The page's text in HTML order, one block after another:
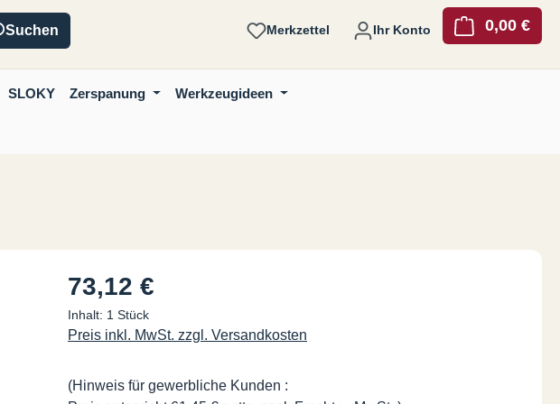
Suchen Merkzettel Ihr Konto 0,00 €
SLOKY Zerspanung Werkzeugideen
Regulärer Preis:
73,12 €
Inhalt: 1 Stück
Preis inkl. MwSt. zzgl. Versandkosten
(Hinweis für gewerbliche Kunden :